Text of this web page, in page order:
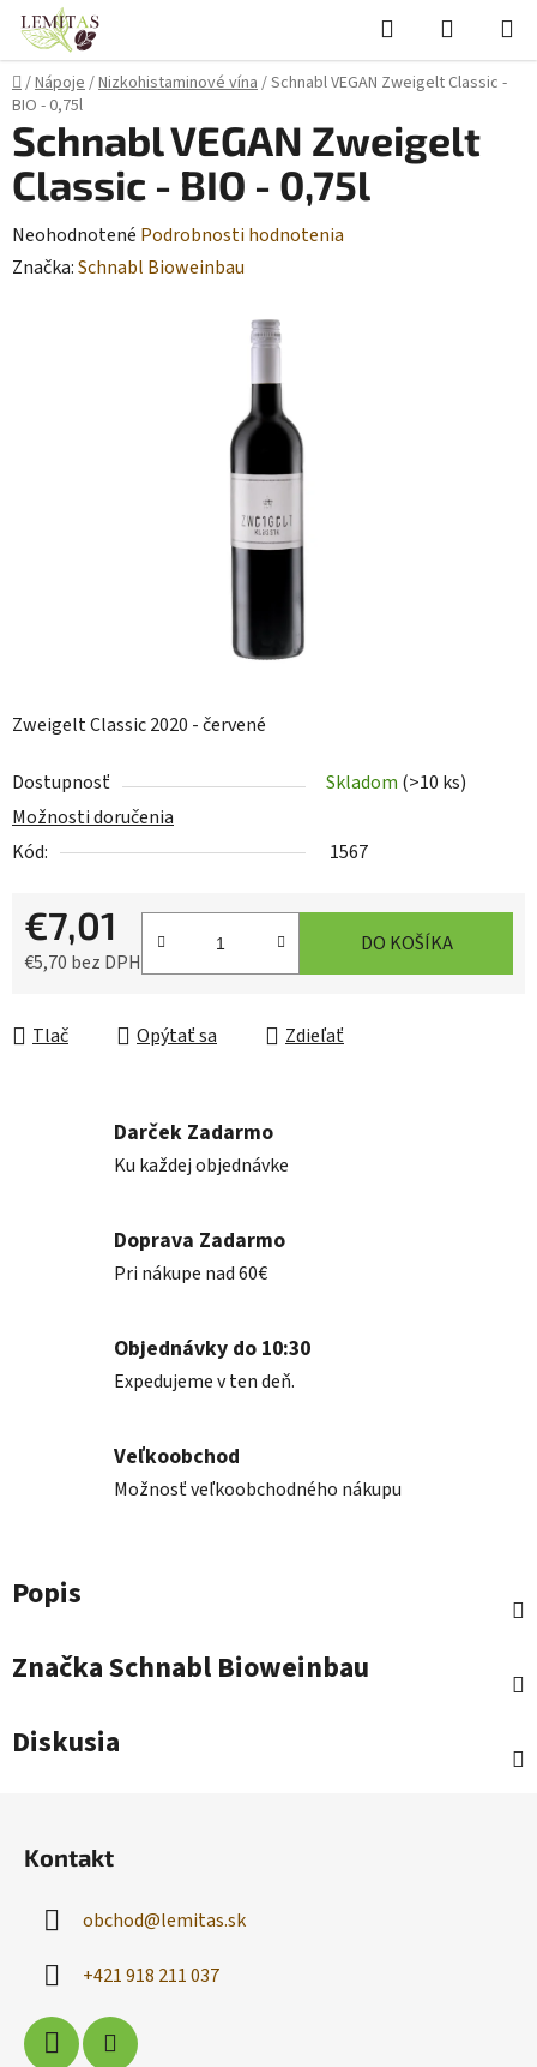
Prejsť
obsah
Hľadať
KOŠÍK
Domov
/Nápoje/Nizkohistaminové vína/Schnabl VEGAN Zweigelt Classic -
BIO - 0,75l
Zweigelt Classic 2020 - červené
Dostupnosť Skladom (>10 ks)
Možnosti doručenia
Kód:
1567
€7,01
€5,70 bez DPH
DO KOŠÍKA
Tlač Opýtať sa Zdieľať
Schnabl VEGAN Zweigelt
Classic - BIO - 0,75l
Priemerné
hodnotenie
Neohodnotené Podrobnosti hodnotenia
Značka:Schnabl Bioweinbau
Darček Zadarmo
Ku každej objednávke
Doprava Zadarmo
Pri nákupe nad 60€
Objednávky do 10:30
Expedujeme v ten deň.
Veľkoobchod
Možnosť veľkoobchodného nákupu
Popis
ZnačkaSchnabl Bioweinbau
Diskusia
Kontakt
obchod@lemitas.sk
+421 918 211 037